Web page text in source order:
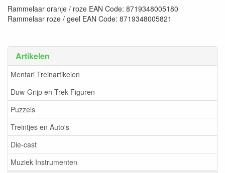
Artikelen
Mentari Treinartikelen
Duw-Grijp en Trek Figuren
Puzzels
Treintjes en Auto's
Die-cast
Muziek Instrumenten
Rammelaar oranje / roze EAN Code: 8719348005180
Rammelaar roze / geel EAN Code: 8719348005821